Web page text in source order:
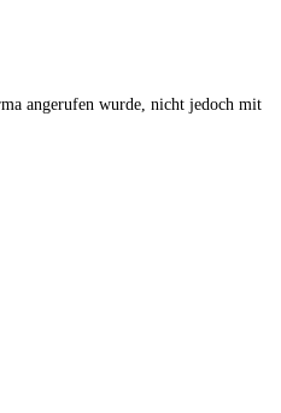
angerufen wurde, nicht jedoch mit